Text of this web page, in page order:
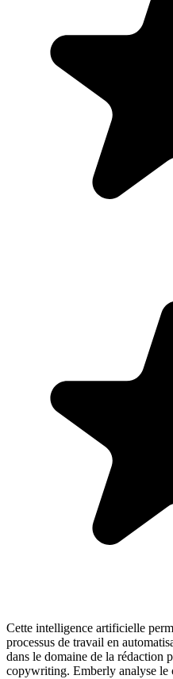
Cette intelligence artificielle
processus de travail en
dans le domaine de la rédaction
copywriting. Emberly analyse le